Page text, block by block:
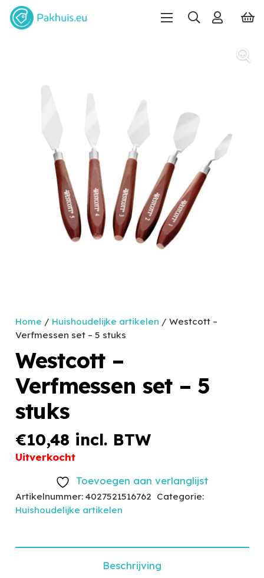
Home / Huishoudelijke artikelen / Westcott –
Verfmessen set – 5 stuks
Westcott –
Verfmessen set – 5
stuks
€10,48 incl. BTW
Uitverkocht
Toevoegen aan verlanglijst
Artikelnummer: 4027521516762 Categorie:
Huishoudelijke artikelen
Beschrijving